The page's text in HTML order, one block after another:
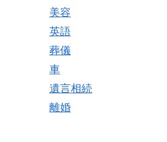
美容
英語
葬儀
車
遺言相続
離婚